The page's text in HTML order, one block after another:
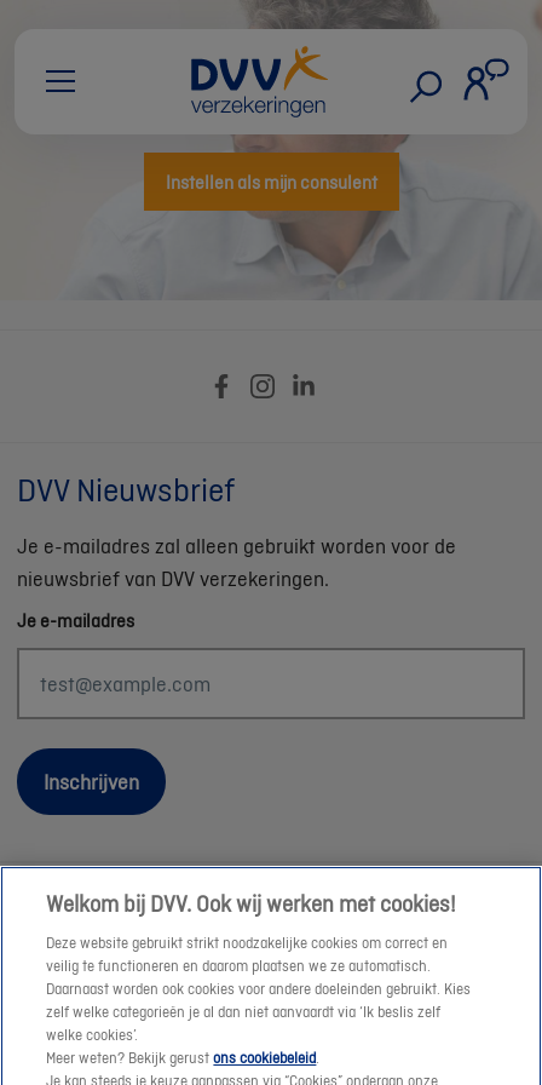
Instellen als mijn consulent
DVV Nieuwsbrief
Je e-mailadres zal alleen gebruikt worden voor de
nieuwsbrief van DVV verzekeringen.
Je e-mailadres
Inschrijven
Wettelijke informatie
Duurzaamheid
Sitemap
Onze consulenten
Jobs
Welkom bij DVV. Ook wij werken met cookies!
Deze website gebruikt strikt noodzakelijke cookies om correct en
veilig te functioneren en daarom plaatsen we ze automatisch.
Daarnaast worden ook cookies voor andere doeleinden gebruikt. Kies
zelf welke categorieën je al dan niet aanvaardt via ‘Ik beslis zelf
welke cookies’.
Meer weten? Bekijk gerustons cookiebeleid.
Je kan steeds je keuze aanpassen via “Cookies” onderaan onze